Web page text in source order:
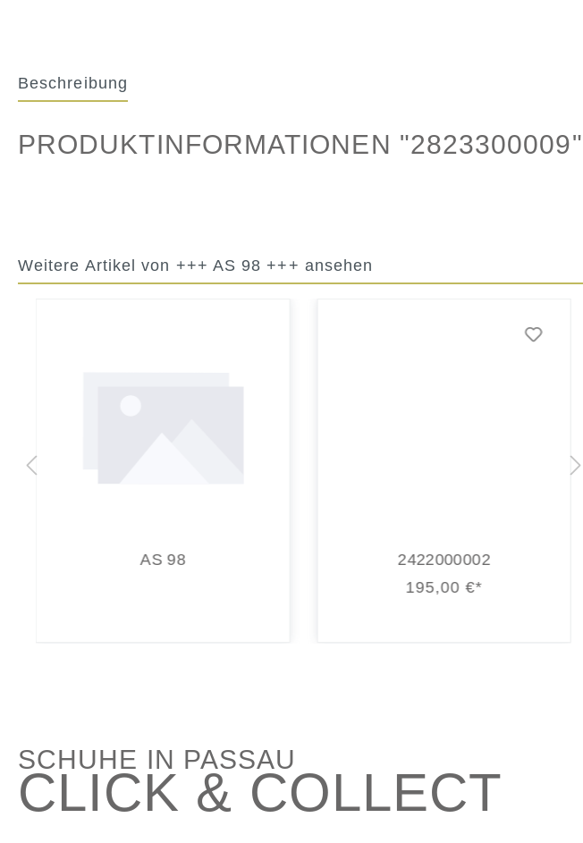
Weitere Artikel von +++ AS 98 +++ ansehen
Beschreibung
PRODUKTINFORMATIONEN "2823300009"
SCHUHE IN PASSAU
CLICK & COLLECT